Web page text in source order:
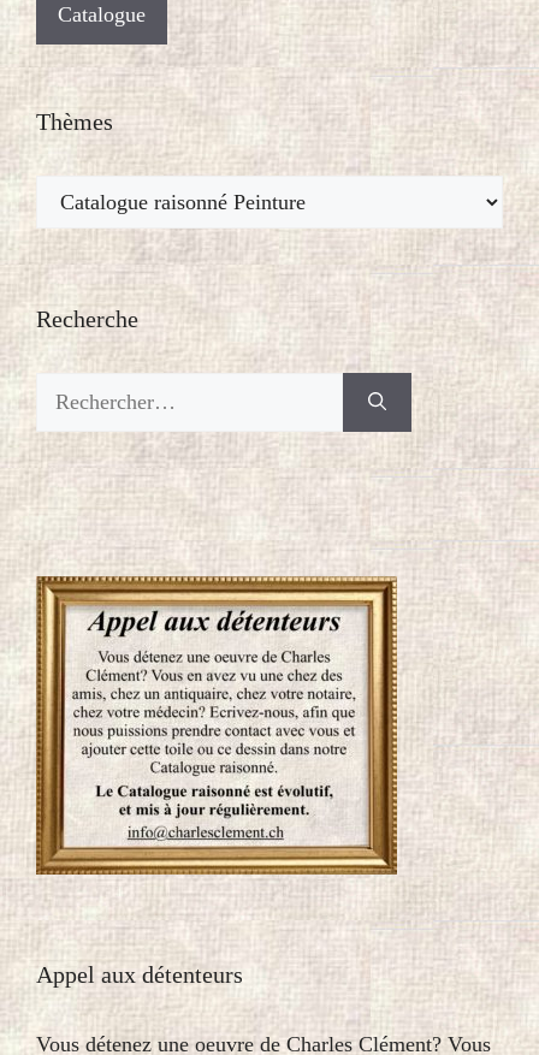
Catalogue
Thèmes
Thèmes
Recherche
Appel aux détenteurs
Vous détenez une oeuvre de Charles Clément? Vous